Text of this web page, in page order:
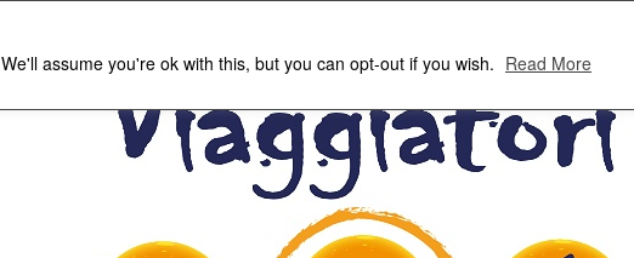
assume you're ok with this, but you can opt-out if you wish. Read More